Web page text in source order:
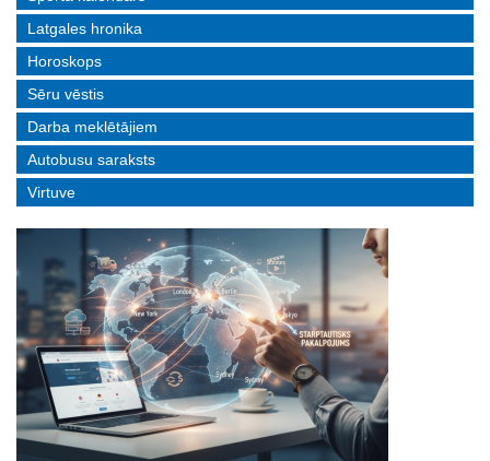
Latgales hronika
Horoskops
Sēru vēstis
Darba meklētājiem
Autobusu saraksts
Virtuve